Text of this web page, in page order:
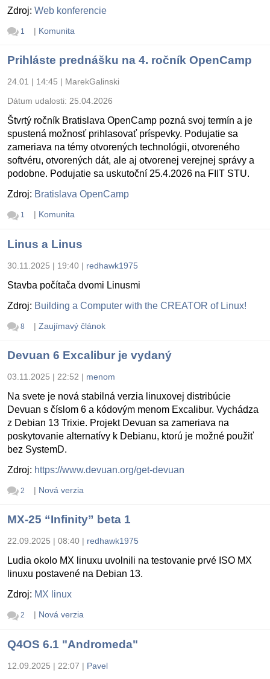
Zdroj: Web konferencie
1 | Komunita
Prihláste prednášku na 4. ročník OpenCamp
24.01 | 14:45 | MarekGalinski
Dátum udalosti: 25.04.2026
Štvrtý ročník Bratislava OpenCamp pozná svoj termín a je
spustená možnosť prihlasovať príspevky. Podujatie sa
zameriava na témy otvorených technológii, otvoreného
softvéru, otvorených dát, ale aj otvorenej verejnej správy a
podobne. Podujatie sa uskutoční 25.4.2026 na FIIT STU.
Zdroj: Bratislava OpenCamp
1 | Komunita
Linus a Linus
30.11.2025 | 19:40 | redhawk1975
Stavba počítača dvomi Linusmi
Zdroj: Building a Computer with the CREATOR of Linux!
8 | Zaujímavý článok
Devuan 6 Excalibur je vydaný
03.11.2025 | 22:52 | menom
Na svete je nová stabilná verzia linuxovej distribúcie
Devuan s číslom 6 a kódovým menom Excalibur. Vychádza
z Debian 13 Trixie. Projekt Devuan sa zameriava na
poskytovanie alternatívy k Debianu, ktorú je možné použiť
bez SystemD.
Zdroj: https://www.devuan.org/get-devuan
2 | Nová verzia
MX-25 “Infinity” beta 1
22.09.2025 | 08:40 | redhawk1975
Ludia okolo MX linuxu uvolnili na testovanie prvé ISO MX
linuxu postavené na Debian 13.
Zdroj: MX linux
2 | Nová verzia
Q4OS 6.1 "Andromeda"
12.09.2025 | 22:07 | Pavel